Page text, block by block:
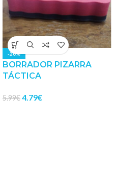
-20%
BORRADOR PIZARRA
TÁCTICA
5.99€4.79€